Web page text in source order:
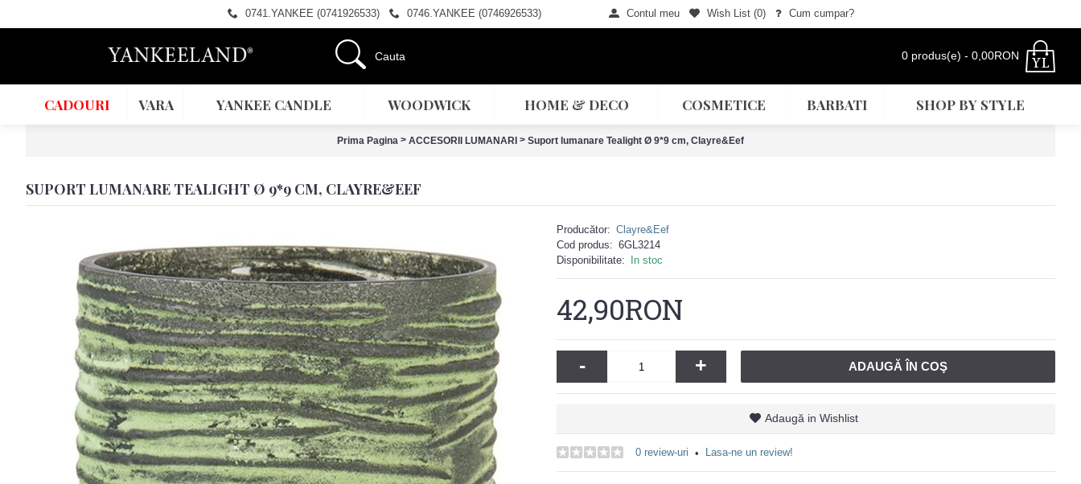
0741.YANKEE (0741926533) 0746.YANKEE (0746926533) Contul meu Wish List (0) Cum cumpar?
0 produs(e) - 0,00RON
CADOURI VARA YANKEE CANDLE WOODWICK HOME & DECO COSMETICE BARBATI SHOP BY STYLE
Prima Pagina > ACCESORII LUMANARI > Suport lumanare Tealight Ø 9*9 cm, Clayre&Eef
SUPORT LUMANARE TEALIGHT Ø 9*9 CM, CLAYRE&EEF
Producător: Clayre&Eef
Cod produs: 6GL3214
Disponibilitate:
In stoc
42,90RON
- + ADAUGĂ ÎN COŞ
Adaugă in Wishlist
0 review-uri • Lasa-ne un review!